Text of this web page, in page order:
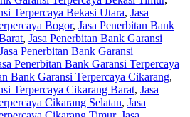
Terpercaya Bekasi Utara, Jasa
Bogor, Jasa Penerbitan Bank
, Jasa Penerbitan Bank Garansi
Jasa Penerbitan Bank Garansi
Penerbitan Bank Garansi Terpercaya
Bank Garansi Terpercaya Cikarang,
Terpercaya Cikarang Barat, Jasa
Cikarang Selatan, Jasa